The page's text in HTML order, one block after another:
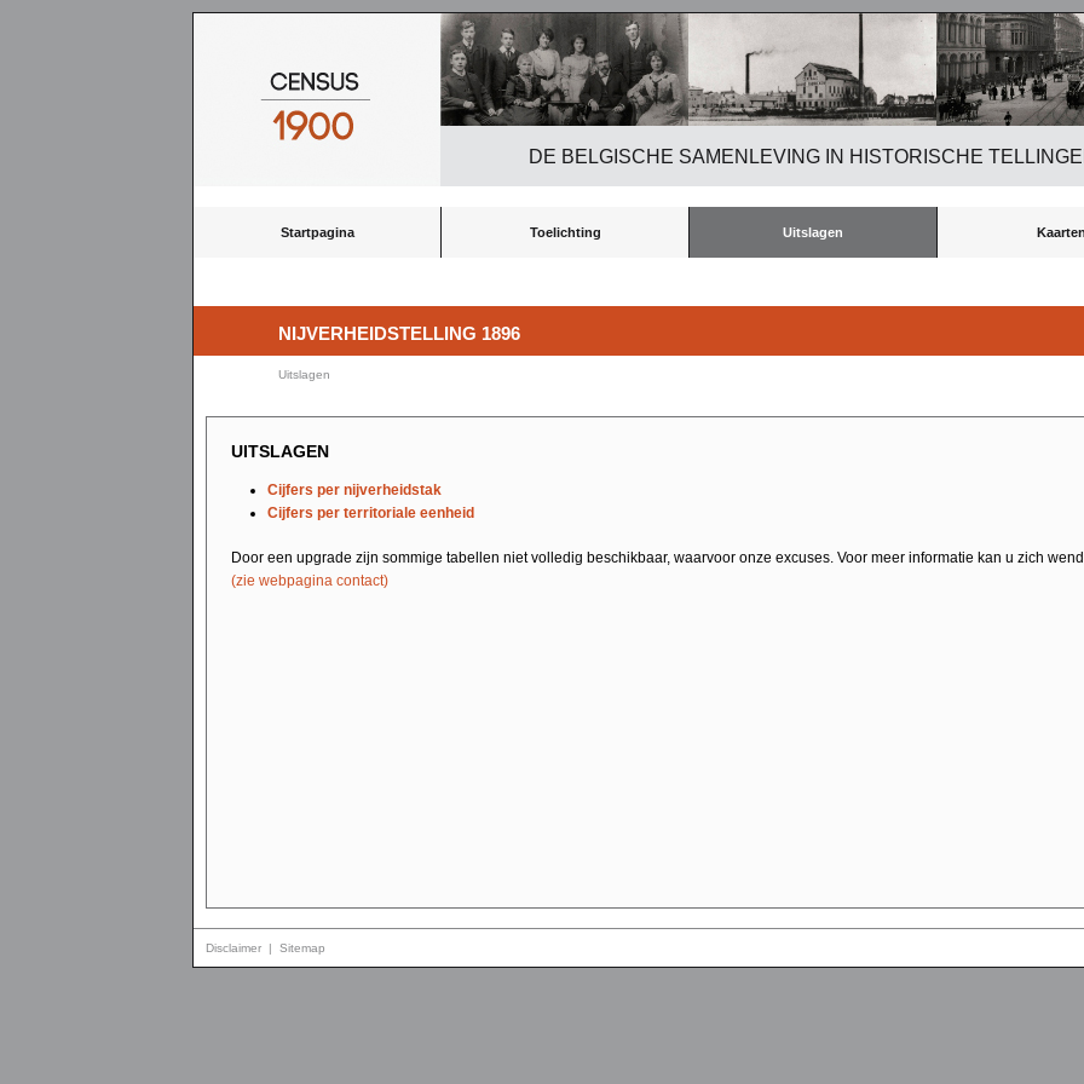
DE BELGISCHE SAMENLEVING IN HISTORISCHE
Startpagina Toelichting Uitslagen Kaarten
NIJVERHEIDSTELLING 1896
Uitslagen
UITSLAGEN
Cijfers per nijverheidstak
Cijfers per territoriale eenheid
Door een upgrade zijn sommige tabellen niet volledig beschikbaar, waarvoor onze excuses. Voor meer informatie kan u zich
(zie webpagina contact)
Disclaimer | Sitemap